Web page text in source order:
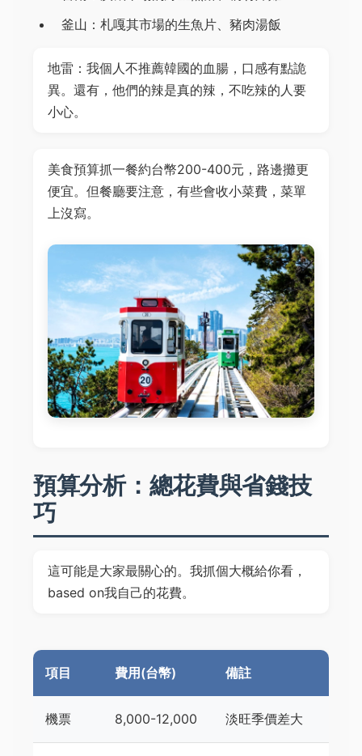
釜山：札嘎其市場的生魚片、豬肉湯飯
地雷：我個人不推薦韓國的血腸，口感有點詭
異。還有，他們的辣是真的辣，不吃辣的人要
小心。
美食預算抓一餐約台幣200-400元，路邊攤更
便宜。但餐廳要注意，有些會收小菜費，菜單
上沒寫。
預算分析：總花費與省錢技
巧
這可能是大家最關心的。我抓個大概給你看，
based on我自己的花費。
項目 費用(台幣) 備註
機票 8,000-12,000 淡旺季價差大